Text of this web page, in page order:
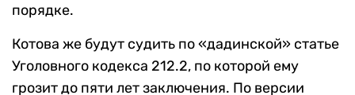
порядке.
Котова же будут судить по «дадинской» статье
Уголовного кодекса 212.2, по которой ему
грозит до пяти лет заключения. По версии